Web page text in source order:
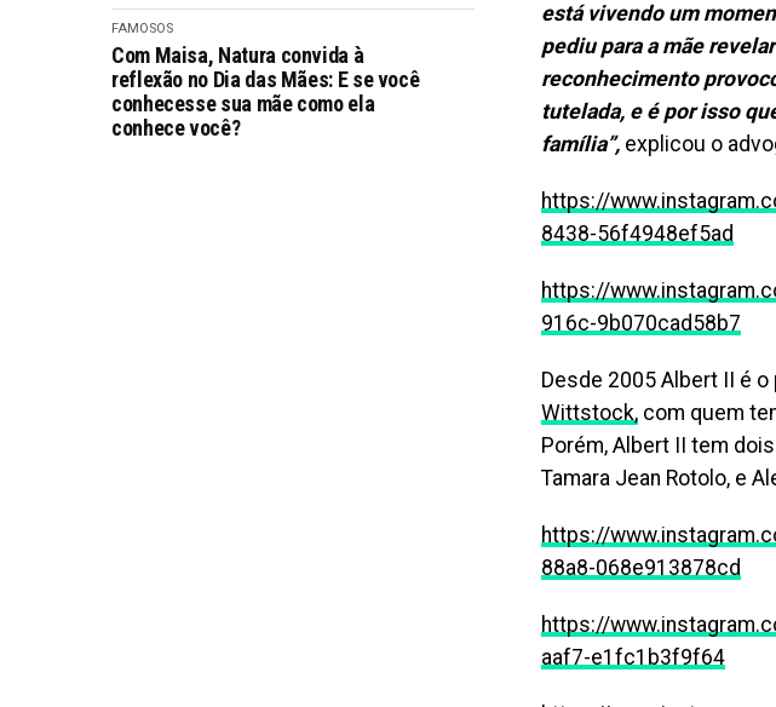
FAMOSOS
Com Maisa, Natura convida à
reflexão no Dia das Mães: E se você
conhecesse sua mãe como ela
conhece você?
está vivendo um
pediu para a mãe
reconhecimento
tutelada, e é por isso
família”, explicou o
https://
8438-56f4948ef5ad
https://
916c-9b070cad58b7
Desde 2005 Albert II é
Wittstock, com quem
Porém, Albert II tem
Tamara Jean Rotolo, e
https://
88a8-068e913878cd
https://
aaf7-e1fc1b3f9f64